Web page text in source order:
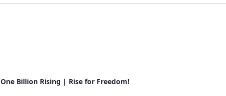
One Billion Rising | Rise for Freedom!